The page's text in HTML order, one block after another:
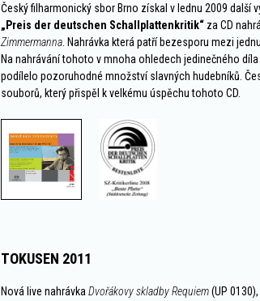
Český filharmonický sbor Brno získal v lednu 2009
„Preis der deutschen Schallplattenkritik“ za CD
Zimmermanna . Nahrávka která patří bezesporu mezi
Na nahrávání tohoto v mnoha ohledech jedinečného
podílelo pozoruhodné množství slavných hudebníků.
souborů, který přispěl k velkému úspěchu tohoto CD.
TOKUSEN 2011
Nová live nahrávka Dvořákovy skladby Requiem(UP